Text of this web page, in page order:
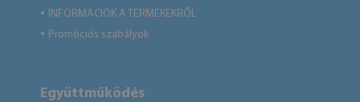
● INFORMÁCIÓK A TERMÉKEKRŐL
● Promóciós szabályok
Együttműködés